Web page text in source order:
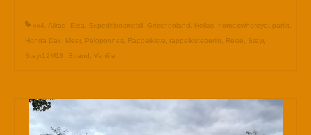
4x4 Allrad Elea Expeditionsmobil Griechenland Hellas homeiswhereyouparkit
Honda Dax
Meer, Peloponnes Rappelkiste rappelkisteberlin Reise Steyr,
Steyr12M18
Strand Vanlife